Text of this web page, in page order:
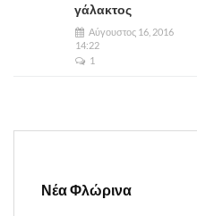
γάλακτος
Αύγουστος 16, 2016
14:22
1
Νέα Φλώρινα